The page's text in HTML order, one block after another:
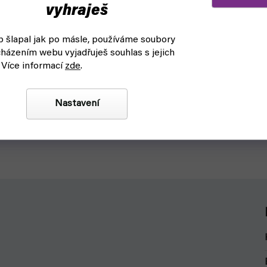
vyhraješ
šlapal jak po másle, používáme soubory
webu vyjadřuješ souhlas s jejich
informací zde.
Nastavení
- Vallejo 28900 Brush
čistič štětců od barev na
skladem, ihned k odeslání